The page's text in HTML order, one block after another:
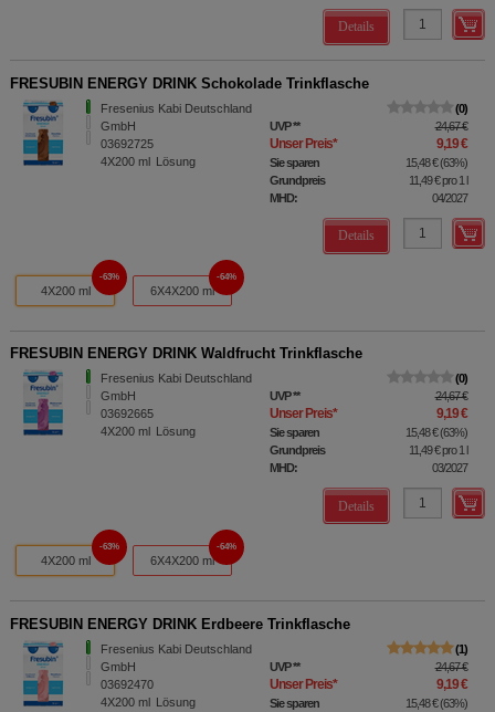
Details
FRESUBIN ENERGY DRINK Schokolade Trinkflasche
Fresenius Kabi Deutschland
GmbH
03692725
4X200 ml Lösung
0
UVP** 24,67 €
Unser Preis* 9,19 €
Sie sparen 15,48 €(63%)
Grundpreis
11,49 €pro 1 l
MHD:
04/2027
Details
4X200 ml
63%
6X4X200 ml
64%
FRESUBIN ENERGY DRINK Waldfrucht Trinkflasche
Fresenius Kabi Deutschland
GmbH
03692665
4X200 ml Lösung
0
UVP** 24,67 €
Unser Preis* 9,19 €
Sie sparen 15,48 €(63%)
Grundpreis
11,49 €pro 1 l
MHD:
03/2027
Details
4X200 ml
63%
6X4X200 ml
64%
FRESUBIN ENERGY DRINK Erdbeere Trinkflasche
Fresenius Kabi Deutschland
GmbH
03692470
4X200 ml Lösung
1
UVP** 24,67 €
Unser Preis* 9,19 €
Sie sparen 15,48 €(63%)